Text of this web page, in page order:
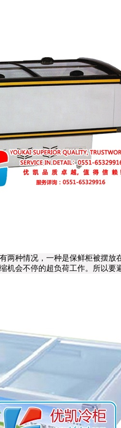
两种情况，一种是保鲜柜被摆
机会不停的超负荷工作。所以